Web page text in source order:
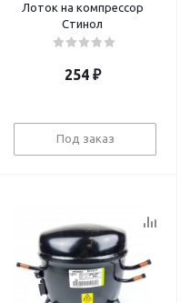
Лоток на компрессор
Стинол
254₽
Под заказ